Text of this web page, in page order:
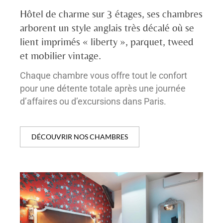
Hôtel de charme sur 3 étages, ses chambres
arborent un style anglais très décalé où se
lient imprimés « liberty », parquet, tweed
et mobilier vintage.
Chaque chambre vous offre tout le confort
pour une détente totale après une journée
d’affaires ou d’excursions dans Paris.
DÉCOUVRIR NOS CHAMBRES